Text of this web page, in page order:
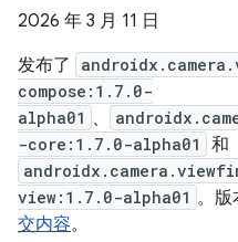
2026 年 3 月 11 日
发布了
compose:1.7.0-
alpha01 、
-core:1.7.0-alpha01
和
view:1.7.0-alpha01 。版
交内容。